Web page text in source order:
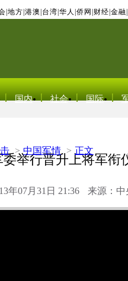
地方 港澳 台湾 华人 侨网 财经 金融
国内 社会 国际
> 中国军情 > 正文
委举行晋升上将军衔
年07月31日 21:36 来源：中